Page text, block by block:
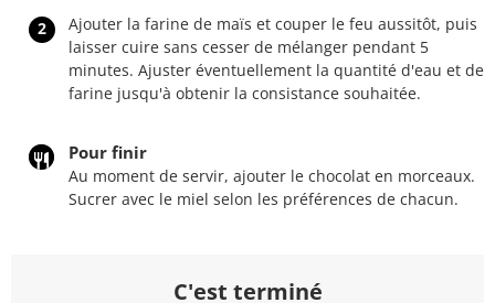
2
Ajouter la farine de maïs et couper le feu aussitôt, puis
laisser cuire sans cesser de mélanger pendant 5
minutes. Ajuster éventuellement la quantité d'eau et de
farine jusqu'à obtenir la consistance souhaitée.
Pour finir
Au moment de servir, ajouter le chocolat en morceaux.
Sucrer avec le miel selon les préférences de chacun.
C'est terminé